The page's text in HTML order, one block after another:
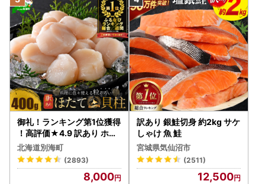
御礼！ランキング第1位獲得
！高評価★4.9 訳あり ホタ
テ 400g（ほたて 帆立 貝柱
冷凍 ）
北海道別海町
(2893)
8,000
訳あり 銀鮭切身 約2kg サケ
しゃけ 魚 鮭
宮城県気仙沼市
(2511)
12,500